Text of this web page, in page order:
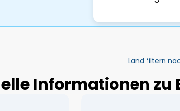
Land filtern
Informationen